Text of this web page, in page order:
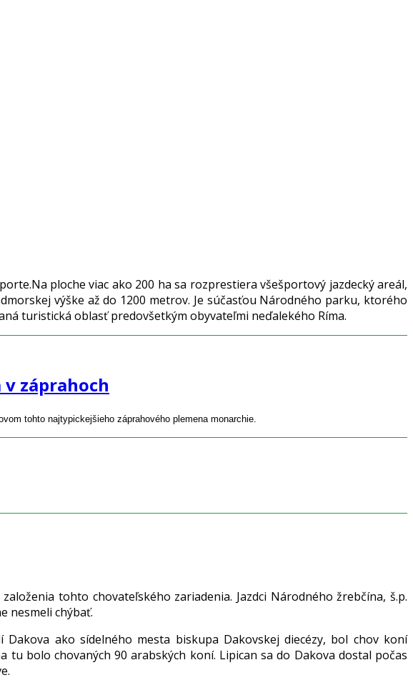
ploche viac ako 200 ha sa rozprestiera všešportový jazdecký areál,
výške až do 1200 metrov. Je súčasťou Národného parku, ktorého
turistická oblasť predovšetkým obyvateľmi neďalekého Ríma.
záprahoch
tohto najtypickejšieho záprahového plemena monarchie.
tohto chovateľského zariadenia. Jazdci Národného žrebčína, š.p.
nesmeli chýbať.
ako sídelného mesta biskupa Dakovskej diecézy, bol chov koní
bolo chovaných 90 arabských koní. Lipican sa do Dakova dostal počas